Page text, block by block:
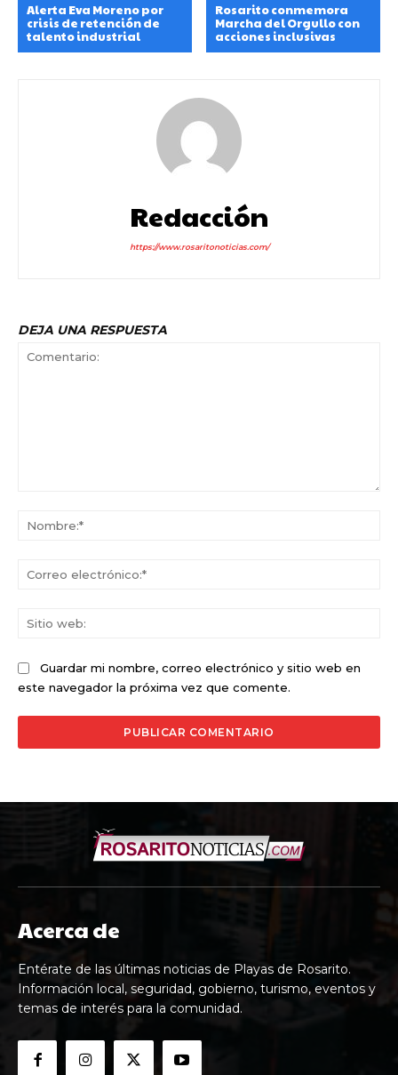
Alerta Eva Moreno por
crisis de retención de
talento industrial
Rosarito conmemora
Marcha del Orgullo con
acciones inclusivas
Redacción
https://www.rosaritonoticias.com/
DEJA UNA RESPUESTA
Guardar mi nombre, correo electrónico y sitio web en
este navegador la próxima vez que comente.
Acerca de
Entérate de las últimas noticias de Playas de Rosarito.
Información local, seguridad, gobierno, turismo, eventos y
temas de interés para la comunidad.